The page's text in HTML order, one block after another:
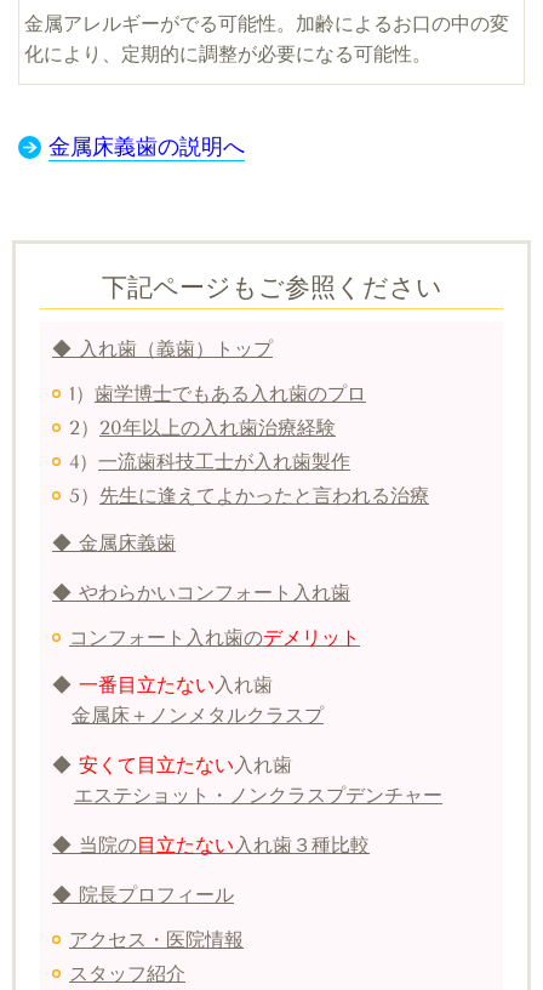
金属アレルギーがでる可能性。加齢によるお口の中の変
化により、定期的に調整が必要になる可能性。
金属床義歯の説明へ
下記ページもご参照ください
◆ 入れ歯（義歯）トップ
1） 歯学博士でもある入れ歯のプロ
2） 20年以上の入れ歯治療経験
4） 一流歯科技工士が入れ歯製作
5） 先生に逢えてよかったと言われる治療
◆ 金属床義歯
◆ やわらかいコンフォート入れ歯
コンフォート入れ歯のデメリット
◆ 一番目立たない 入れ歯
金属床＋ノンメタルクラスプ
◆ 安くて目立たない 入れ歯
エステショット・ノンクラスプデンチャー
◆ 当院の目立たない 入れ歯３種比較
◆ 院長プロフィール
アクセス・医院情報
スタッフ紹介